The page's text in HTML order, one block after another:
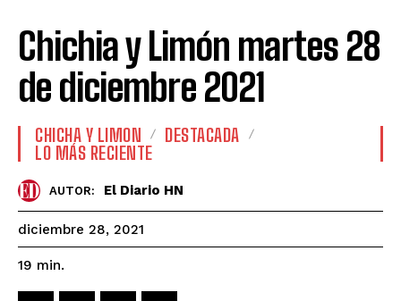
Chichia y Limón martes 28
de diciembre 2021
CHICHA Y LIMON
DESTACADA
LO MÁS RECIENTE
AUTOR: El Diario HN
diciembre 28, 2021
19 min.